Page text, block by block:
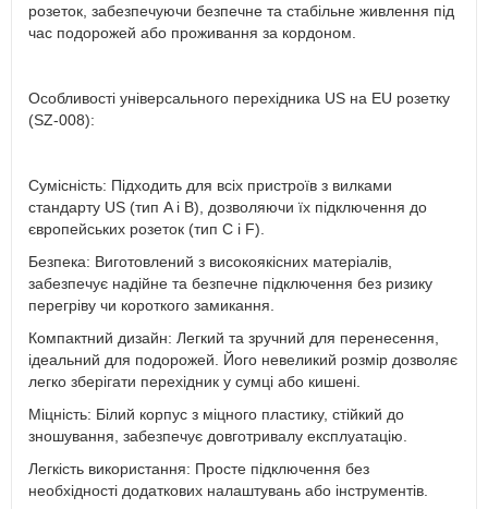
розеток, забезпечуючи безпечне та стабільне живлення під
час подорожей або проживання за кордоном.
Особливості універсального перехідника US на EU розетку
(SZ-008):
Сумісність: Підходить для всіх пристроїв з вилками
стандарту US (тип A і B), дозволяючи їх підключення до
європейських розеток (тип C і F).
Безпека: Виготовлений з високоякісних матеріалів,
забезпечує надійне та безпечне підключення без ризику
перегріву чи короткого замикання.
Компактний дизайн: Легкий та зручний для перенесення,
ідеальний для подорожей. Його невеликий розмір дозволяє
легко зберігати перехідник у сумці або кишені.
Міцність: Білий корпус з міцного пластику, стійкий до
зношування, забезпечує довготривалу експлуатацію.
Легкість використання: Просте підключення без
необхідності додаткових налаштувань або інструментів.